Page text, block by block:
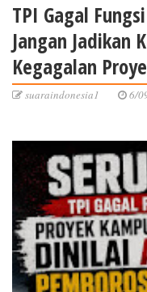
Kegagalan Proyek
TPI Gagal
Jangan Jadikan
Kegagalan
suaraindonesia1 6/